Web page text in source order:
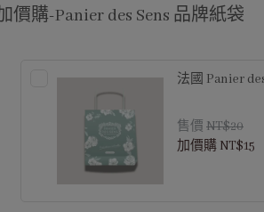
價購-Panier des Sens 品牌紙袋
法國 Panier
售價 NT$20
加價購 NT$15